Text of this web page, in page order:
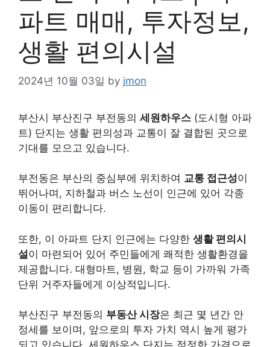
파트 매매, 투자정보,
생활 편의시설
2024년 10월 03일 by jmon
부산시 부산진구 부전동의 세원하우스 (도시형 아파
트) 단지는 생활 편의성과 교통이 잘 결합된 곳으로
기대를 모으고 있습니다.
부전동은 부산의 중심부에 위치하여 교통 접근성이
뛰어나며, 지하철과 버스 노선이 인근에 있어 각종
이동이 편리합니다.
또한, 이 아파트 단지 인근에는 다양한 생활 편의시
설이 마련되어 있어 주민들에게 쾌적한 생활환경을
제공합니다. 대형마트, 병원, 학교 등이 가까워 가족
단위 거주자들에게 이상적입니다.
부산진구 부전동의 부동산 시장은 최근 몇 년간 안
정세를 보이며, 앞으로의 투자 가치 역시 높게 평가
되고 있습니다. 세원하우스 단지는 적정한 가격으로